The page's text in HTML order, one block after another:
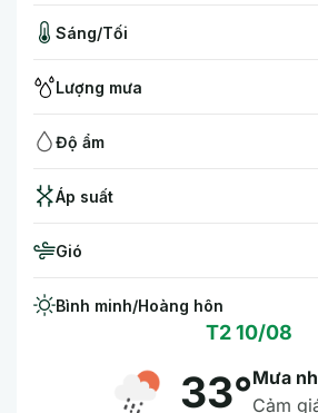
Sáng/Tối
Lượng mưa
Độ ẩm
Áp suất
Gió
Bình minh/Hoàng hôn
T2 10/08
33°Mưa
Cảm